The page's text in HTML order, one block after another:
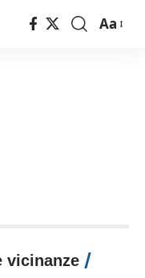
Font
Aa
vicinanze